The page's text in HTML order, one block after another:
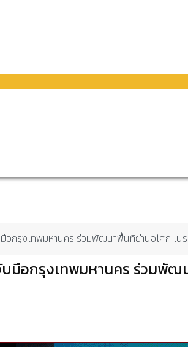
มือกรุงเทพมหานคร ร่วมพัฒนาพื้นที่ย่านอโศก เ
บมือกรุงเทพมหานคร ร่วมพั